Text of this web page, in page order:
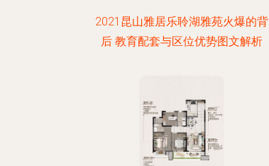
2021昆山雅居乐聆湖雅苑火爆的背
后 教育配套与区位优势图文解析